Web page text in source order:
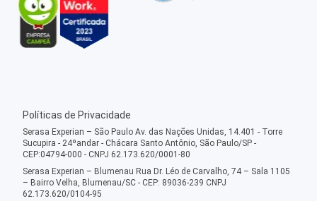
Políticas de Privacidade
Serasa Experian – São Paulo Av. das Nações Unidas, 14.401 - Torre
Sucupira - 24ºandar - Chácara Santo Antônio, São Paulo/SP -
CEP:04794-000 - CNPJ 62.173.620/0001-80
Serasa Experian – Blumenau Rua Dr. Léo de Carvalho, 74 – Sala 1105
– Bairro Velha, Blumenau/SC - CEP: 89036-239 CNPJ
62.173.620/0104-95